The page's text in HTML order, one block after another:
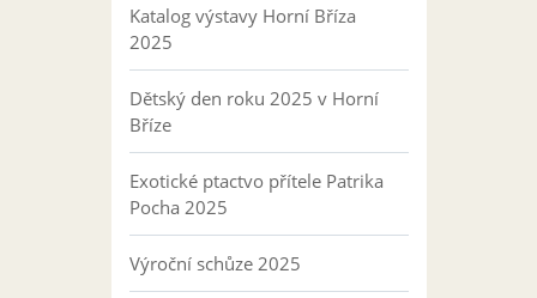
Katalog výstavy Horní Bříza
2025
Dětský den roku 2025 v Horní
Bříze
Exotické ptactvo přítele Patrika
Pocha 2025
Výroční schůze 2025